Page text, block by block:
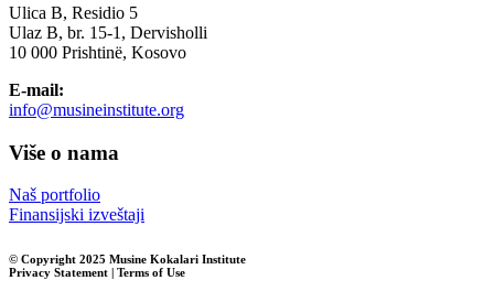
Ulica B, Residio 5
Ulaz B, br. 15-1, Dervisholli
10 000 Prishtinë, Kosovo
E-mail:
info@musineinstitute.org
Više o nama
Naš portfolio
Finansijski izveštaji
© Copyright 2025 Musine Kokalari Institute
Privacy Statement | Terms of Use